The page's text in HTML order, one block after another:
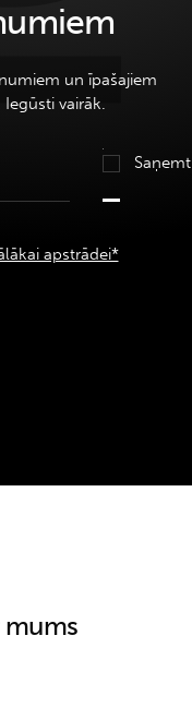
un īpašajiem
vairāk.
apstrādei*
mums